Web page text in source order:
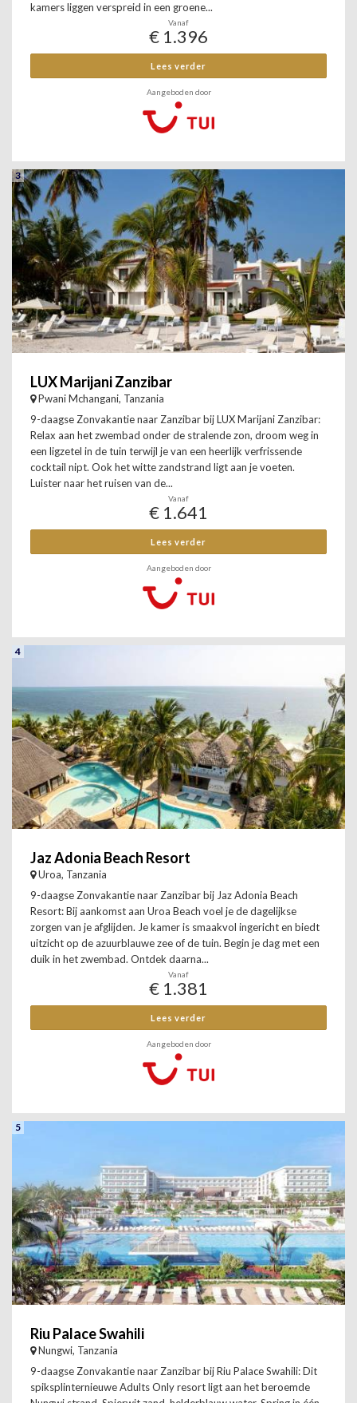
kamers liggen verspreid in een groene...
Vanaf
€ 1.396
Lees verder
Aangeboden door
3
LUX Marijani Zanzibar
Pwani Mchangani, Tanzania
9-daagse Zonvakantie naar Zanzibar bij LUX Marijani Zanzibar:
Relax aan het zwembad onder de stralende zon, droom weg in
een ligzetel in de tuin terwijl je van een heerlijk verfrissende
cocktail nipt. Ook het witte zandstrand ligt aan je voeten.
Luister naar het ruisen van de...
Vanaf
€ 1.641
Lees verder
Aangeboden door
4
Jaz Adonia Beach Resort
Uroa, Tanzania
9-daagse Zonvakantie naar Zanzibar bij Jaz Adonia Beach
Resort: Bij aankomst aan Uroa Beach voel je de dagelijkse
zorgen van je afglijden. Je kamer is smaakvol ingericht en biedt
uitzicht op de azuurblauwe zee of de tuin. Begin je dag met een
duik in het zwembad. Ontdek daarna...
Vanaf
€ 1.381
Lees verder
Aangeboden door
5
Riu Palace Swahili
Nungwi, Tanzania
9-daagse Zonvakantie naar Zanzibar bij Riu Palace Swahili: Dit
spiksplinternieuwe Adults Only resort ligt aan het beroemde